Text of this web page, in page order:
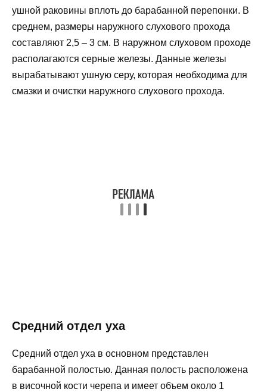
ушной раковины вплоть до барабанной перепонки. В
среднем, размеры наружного слухового прохода
составляют 2,5 – 3 см. В наружном слуховом проходе
располагаются серные железы. Данные железы
вырабатывают ушную серу, которая необходима для
смазки и очистки наружного слухового прохода.
Средний отдел уха
Средний отдел уха в основном представлен
барабанной полостью. Данная полость расположена
в височной кости черепа и имеет объем около 1